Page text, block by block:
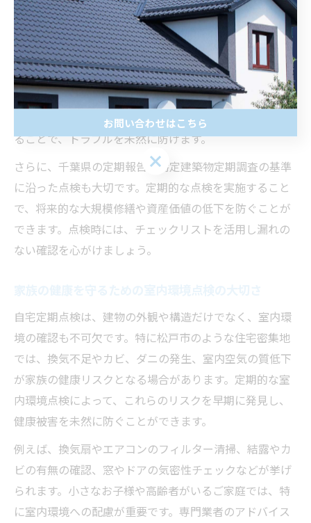
住まいの安全性を確保するには、定期点検時に確認すべ
き代表的なチェック項目を押さえておくことが重要で
す。松戸市の住宅で特に意識したいのは、外壁や屋根の
劣化状況、基礎部分のひび割れ、雨漏りの有無、排水設
備の詰まりや劣化などです。これらは日常生活では見落
としがちな箇所ですが、専門業者の目でしっかり確認す
ることで、トラブルを未然に防げます。
さらに、千葉県の定期報告や特定建築物定期調査の基準
に沿った点検も大切です。定期的な点検を実施すること
で、将来的な大規模修繕や資産価値の低下を防ぐことが
できます。点検時には、チェックリストを活用し漏れの
ない確認を心がけましょう。
自宅定期点検は、建物の外観や構造だけでなく、室内環
境の確認も不可欠です。特に松戸市のような住宅密集地
では、換気不足やカビ、ダニの発生、室内空気の質低下
が家族の健康リスクとなる場合があります。定期的な室
内環境点検によって、これらのリスクを早期に発見し、
健康被害を未然に防ぐことができます。
例えば、換気扇やエアコンのフィルター清掃、結露やカ
ビの有無の確認、窓やドアの気密性チェックなどが挙げ
られます。小さなお子様や高齢者がいるご家庭では、特
に室内環境への配慮が重要です。専門業者のアドバイス
お問い合わせはこちら